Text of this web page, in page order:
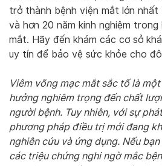
trở thành bệnh viện mắt lớn nhất
và hơn 20 năm kinh nghiệm
mắt. Hãy đến khám các cơ sở
uy tín để bảo vệ sức khỏe cho
Viêm võng mạc mắt sắc tố là
hưởng nghiêm trọng đến chất
người bệnh. Tuy nhiên, với sự
phương pháp điều trị mới đang
nghiên cứu và ứng dụng. Nếu
các triệu chứng nghi ngờ mắc